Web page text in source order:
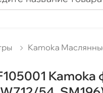
Kamoka